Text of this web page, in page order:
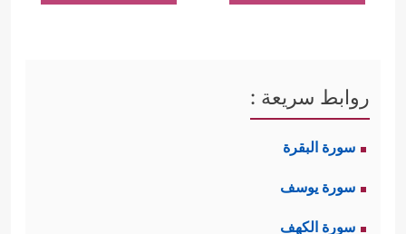
روابط سريعة :
سورة البقرة
سورة يوسف
سورة الكهف